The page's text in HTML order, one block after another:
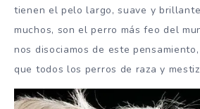
tienen el pelo largo, suave y
muchos, son el perro más feo del
nos disociamos de este
que todos los perros de raza y